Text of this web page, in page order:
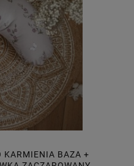
KARMIENIA BAZA +